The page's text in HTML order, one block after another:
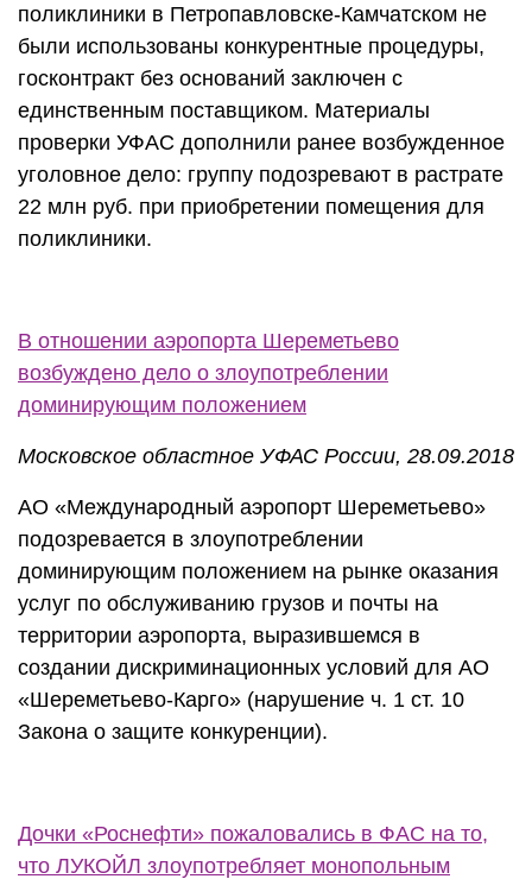
поликлиники в Петропавловске-Камчатском не
были использованы конкурентные процедуры,
госконтракт без оснований заключен с
единственным поставщиком. Материалы
проверки УФАС дополнили ранее возбужденное
уголовное дело: группу подозревают в растрате
22 млн руб. при приобретении помещения для
поликлиники.
В отношении аэропорта Шереметьево
возбуждено дело о злоупотреблении
доминирующим положением
Московское областное УФАС России, 28.09.2018
АО «Международный аэропорт Шереметьево»
подозревается в злоупотреблении
доминирующим положением на рынке оказания
услуг по обслуживанию грузов и почты на
территории аэропорта, выразившемся в
создании дискриминационных условий для АО
«Шереметьево-Карго» (нарушение ч. 1 ст. 10
Закона о защите конкуренции).
Дочки «Роснефти» пожаловались в ФАС на то,
что ЛУКОЙЛ злоупотребляет монопольным